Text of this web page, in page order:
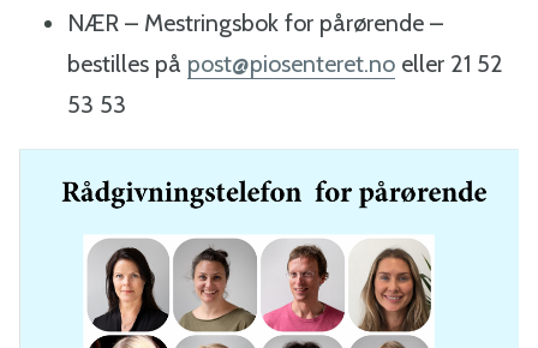
NÆR – Mestringsbok for pårørende –
bestilles på post@piosenteret.no eller 21 52
53 53